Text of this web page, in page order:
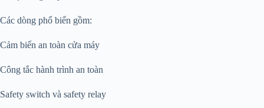
Các dòng phổ biến gồm:
Cảm biến an toàn cửa máy
Công tắc hành trình an toàn
Safety switch và safety relay